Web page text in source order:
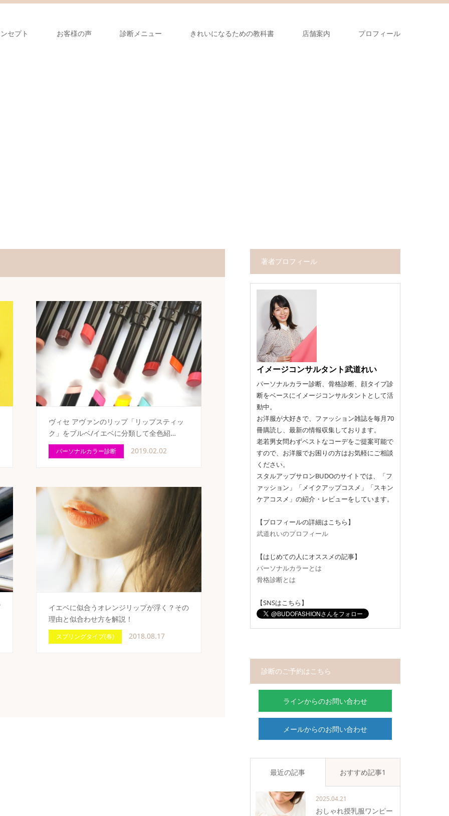
セプト お客様の声 診断メニュー きれいになるための教科書 店舗案内 プロフィール
ヴィセ アヴァンのリップ「リップスティッ
ク」をブルベ/イエベに分類して全色紹…
パーソナルカラー診断 2019.02.02
イエベに似合うオレンジリップが浮く？その
理由と似合わせ方を解説！
スプリングタイプ(春) 2018.08.17
著者プロフィール
イメージコンサルタント武道れい
パーソナルカラー診断、骨格診断、顔タイプ診
断をベースにイメージコンサルタントとして活
動中。
お洋服が大好きで、ファッション雑誌を毎月70
冊購読し、最新の情報収集しております。
老若男女問わずベストなコーデをご提案可能で
すので、お洋服でお困りの方はお気軽にご相談
ください。
スタルアップサロンBUDOのサイトでは、「フ
ァッション」「メイクアップコスメ」「スキン
ケアコスメ」の紹介・レビューをしています。
【プロフィールの詳細はこちら】
武道れいのプロフィール
【はじめての人にオススメの記事】
パーソナルカラーとは
骨格診断とは
【SNSはこちら】
診断のご予約はこちら
ラインからのお問い合わせ
メールからのお問い合わせ
最近の記事 おすすめ記事1
2025.04.21
おしゃれ授乳服ワンピー